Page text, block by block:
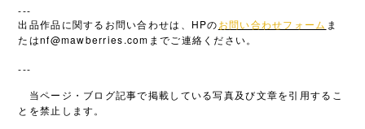
---
出品作品に関するお問い合わせは、 HPの お問い合わせフォーム ま
たはnf@mawberries.com までご連絡ください。
---
当ページ・ブログ記事で掲載している写真及び文章を引用するこ
とを禁止します。